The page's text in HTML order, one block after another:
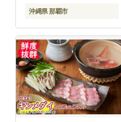
沖縄県 那覇市